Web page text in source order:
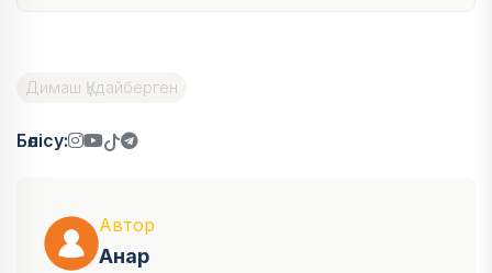
Димаш Құдайберген
Бөлісу:
Автор
Анар